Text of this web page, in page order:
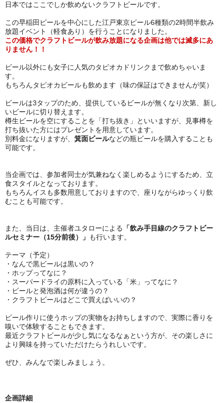
日本ではここでしか飲めないクラフトビールです。
この早稲田ビールを中心にした江戸東京ビール6種類の2時間半飲み
放題イベント（軽食あり）を行うことになりました。
この価格でクラフトビールが飲み放題になる企画は他では滅多にあ
りません！！
ビール以外にも女子に人気のタピオカドリンクまで飲めちゃいま
す。
もちろんタピオカビールも飲めます（味の保証はできませんが笑）
ビールは3タップのため、提供しているビールが無くなり次第、新し
いビールに切り替えます。
樽生ビールを空にすることを「打ち抜き」といいますが、見事樽を
打ち抜いた方にはプレゼントを用意しています。
別料金になりますが、 箕面ビールなどの瓶ビールを購入することも
可能です。
当企画では、参加者同士が気兼ねなく楽しめるようにするため、立
食スタイルとなっております。
もちろんイスも多数用意しておりますので、座りながらゆっくり飲
むことも可能です。
また、当日は、主催者ユタローによる
「飲み手目線のクラフトビー
ルセミナー（15分前後）」 も行います。
テーマ（予定）
・なんで黒ビールは黒いの？
・ホップってなに？
・スーパードライの原料に入っている「米」ってなに？
・ビールと発泡酒は何が違うの？
・クラフトビールはどこで買えばいいの？
ビール作りに使うホップの実物をお持ちしますので、実際に香りを
嗅いで体験することもできます。
最近クラフトビールが少し気になるなぁという方が、その楽しさに
より興味を持っていただけたらうれしいです。
ぜひ、みんなで楽しみましょう。
企画詳細